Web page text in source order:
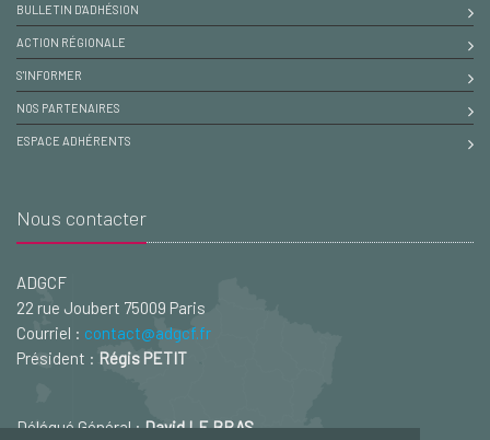
BULLETIN D'ADHÉSION
ACTION RÉGIONALE
S'INFORMER
NOS PARTENAIRES
ESPACE ADHÉRENTS
Nous contacter
ADGCF
22 rue Joubert 75009 Paris
Courriel : contact@adgcf.fr
Président : Régis PETIT
Délégué Général :David LE BRAS